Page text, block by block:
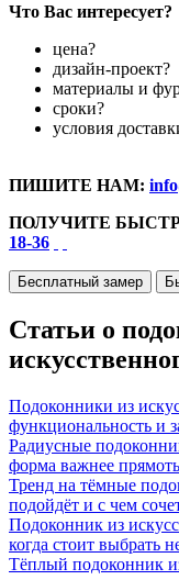
Что Вас интересует?
цена?
дизайн-проект?
материалы и
сроки?
условия
ПИШИТЕ НАМ:
ПОЛУЧИТЕ
18-36
Бесплатный замер
Статьи о
Подоконники из
функциональность и
Радиусные
форма важнее
Тренд на тёмные
подойдёт и с чем
Подоконник из
когда стоит выбрать
Тёплый подоконник